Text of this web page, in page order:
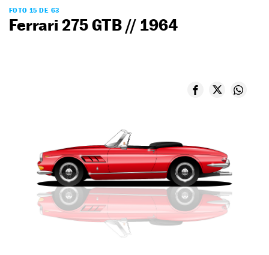
FOTO 15 DE 63
Ferrari 275 GTB // 1964